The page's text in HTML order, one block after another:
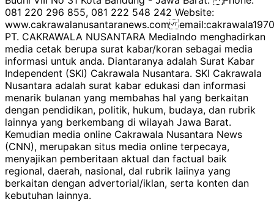
081 220 296 855, 081 222 548 242 Website:
www.cakrawalanusantaranews.com
PT. CAKRAWALA NUSANTARA MediaIndo menghadirkan
media cetak berupa surat kabar/koran sebagai media
informasi untuk anda. Diantaranya adalah Surat Kabar
Independent (SKI) Cakrawala Nusantara. SKI Cakrawala
Nusantara adalah surat kabar edukasi dan informasi
menarik bulanan yang membahas hal yang berkaitan
dengan pendidikan, politik, hukum, budaya, dan rubrik
lainnya yang berkembang di wilayah Jawa Barat.
Kemudian media online Cakrawala Nusantara News
(CNN), merupakan situs media online terpecaya,
menyajikan pemberitaan aktual dan factual baik
regional, daerah, nasional, dal rubrik laiinya yang
berkaitan dengan advertorial/iklan, serta konten dan
kebutuhan lainnya.